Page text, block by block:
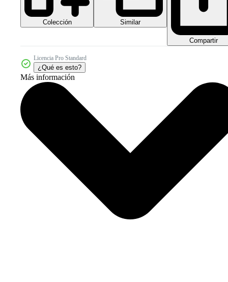
Colección Similar
Compartir
Licencia Pro Standard
¿Qué es esto?
Más información